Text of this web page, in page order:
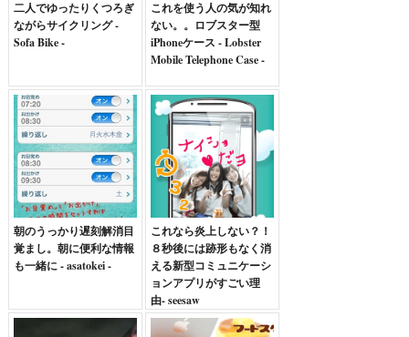
二人でゆったりくつろぎ
ながらサイクリング -
Sofa Bike -
これを使う人の気が知れ
ない。。ロブスター型
iPhoneケース - Lobster
Mobile Telephone Case -
朝のうっかり遅刻解消目
覚まし。朝に便利な情報
も一緒に - asatokei -
これなら炎上しない？！
８秒後には跡形もなく消
える新型コミュニケーシ
ョンアプリがすごい理
由- seesaw